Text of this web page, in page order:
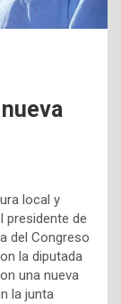
local y
presidente de
del Congreso
la diputada
una nueva
la junta